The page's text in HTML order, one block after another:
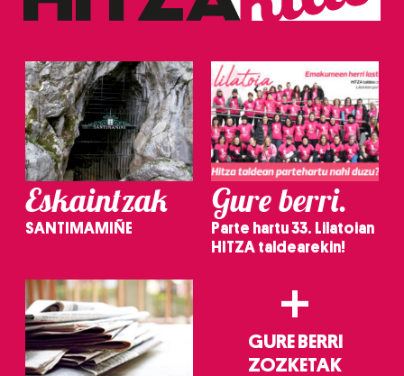
Eskaintzak
SANTIMAMIÑE
Gure berri.
Parte hartu 33. Lilatoian
HITZA taldearekin!
+
GURE BERRI
ZOZKETAK